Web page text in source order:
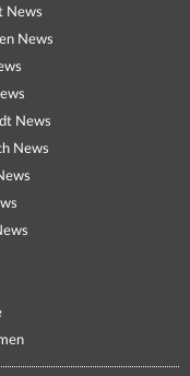
News
News
News
News